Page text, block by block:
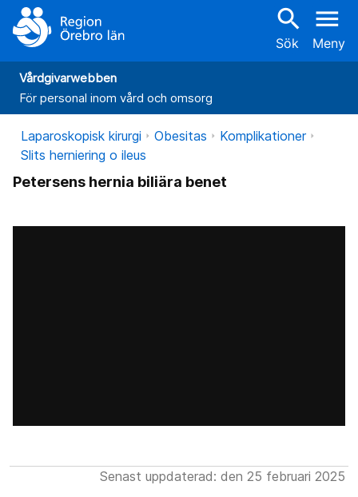
search
Sök
menu
Meny
Vårdgivarwebben
För personal inom vård och omsorg
Laparoskopisk kirurgi Obesitas
Komplikationer
Slits herniering o ileus
Petersens hernia biliära benet
Senast uppdaterad: den 25 februari 2025